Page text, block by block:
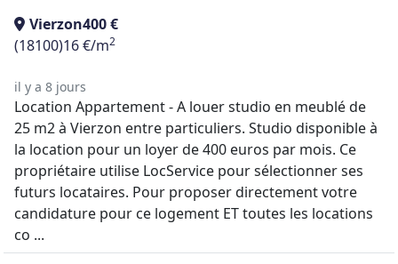
Vierzon400 €
(18100)16 €/m2
il y a 8 jours
Location Appartement - A louer studio en meublé de
25 m2 à Vierzon entre particuliers. Studio disponible à
la location pour un loyer de 400 euros par mois. Ce
propriétaire utilise LocService pour sélectionner ses
futurs locataires. Pour proposer directement votre
candidature pour ce logement ET toutes les locations
co ...